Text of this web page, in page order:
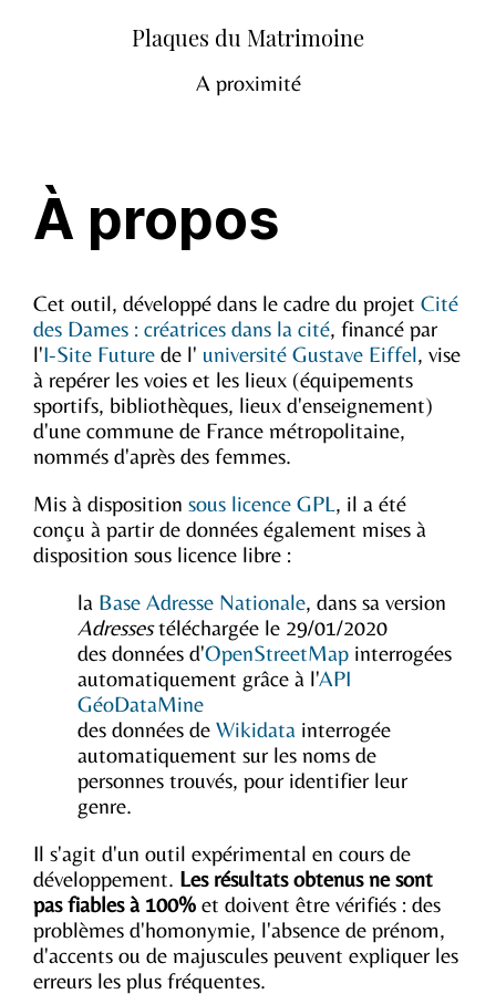
Plaques du Matrimoine
A proximité
À propos
Cet outil, développé dans le cadre du projet Cité
des Dames : créatrices dans la cité, financé par
l'I-Site Future de l' université Gustave Eiffel, vise
à repérer les voies et les lieux (équipements
sportifs, bibliothèques, lieux d'enseignement)
d'une commune de France métropolitaine,
nommés d'après des femmes.
Mis à disposition sous licence GPL, il a été
conçu à partir de données également mises à
disposition sous licence libre :
la Base Adresse Nationale, dans sa version
Adressestéléchargée le 29/01/2020
des données d'OpenStreetMap interrogées
automatiquement grâce à l'API
GéoDataMine
des données de Wikidata interrogée
automatiquement sur les noms de
personnes trouvés, pour identifier leur
genre.
Il s'agit d'un outil expérimental en cours de
développement. Les résultats obtenus ne sont
pas fiables à 100% et doivent être vérifiés : des
problèmes d'homonymie, l'absence de prénom,
d'accents ou de majuscules peuvent expliquer les
erreurs les plus fréquentes.